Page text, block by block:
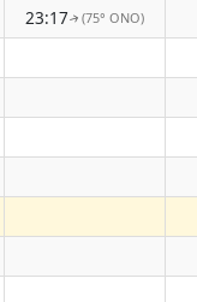
23:17↑(75° ONO)